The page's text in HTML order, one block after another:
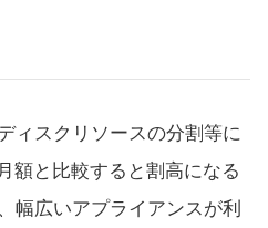
ィスクリソースの分割等に
額と比較すると割高になる
幅広いアプライアンスが利